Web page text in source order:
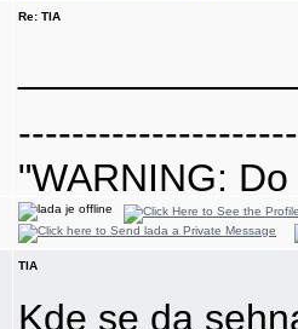
Re: TIA
"WARNING:
eye"
TIA
Kde se da